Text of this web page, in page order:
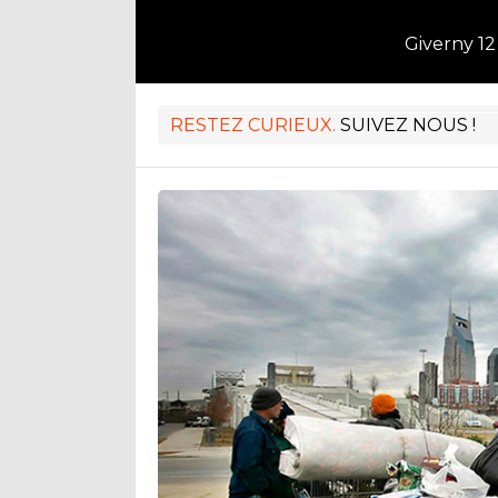
Giverny 12
RESTEZ CURIEUX. SUIVEZ NOUS !